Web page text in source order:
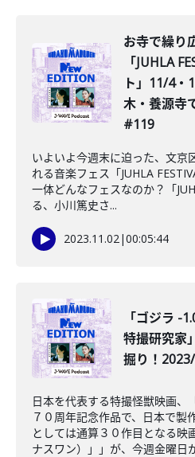
お寺で繰り
「JUHLA
ト」11/4・
木・養源寺
#119
いよいよ今週末に迫った、文京
れる音楽フェス「JUHLA
一体どんなフェスなのか？「
る、小川篤史さ...
2023.11.02|00:05:44
「ゴジラ -
特撮研究家
掘り！
日本を代表する特撮怪獣映画、
７０周年記念作品で、日本で製
としては通算３０作目となる
ナスワン）」」が、今週金曜日